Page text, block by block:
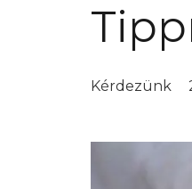
Kérdezünk